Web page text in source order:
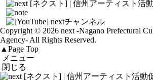
Copyright © 2026 next -Nagano Prefectural
Agency- All Rights Reserved.
▲ Page Top
メニュー
閉じる